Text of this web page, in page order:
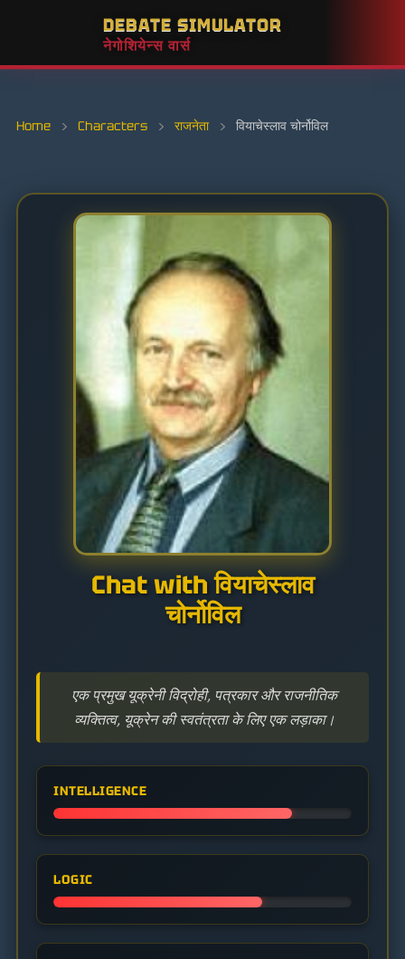
DEBATE SIMULATOR
नेगोशियेन्स वार्स
Home › Characters › राजनेता › वियाचेस्लाव चोर्नोविल
Chat with वियाचेस्लाव
चोर्नोविल
एक प्रमुख यूक्रेनी विद्रोही, पत्रकार और राजनीतिक
व्यक्तित्व, यूक्रेन की स्वतंत्रता के लिए एक लड़ाका।
INTELLIGENCE
LOGIC